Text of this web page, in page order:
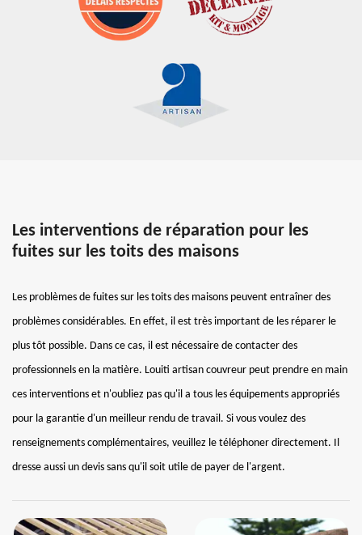
Les interventions de réparation pour les
fuites sur les toits des maisons
Les problèmes de fuites sur les toits des maisons peuvent entraîner des
problèmes considérables. En effet, il est très important de les réparer le
plus tôt possible. Dans ce cas, il est nécessaire de contacter des
professionnels en la matière. Louiti artisan couvreur peut prendre en main
ces interventions et n'oubliez pas qu'il a tous les équipements appropriés
pour la garantie d'un meilleur rendu de travail. Si vous voulez des
renseignements complémentaires, veuillez le téléphoner directement. Il
dresse aussi un devis sans qu'il soit utile de payer de l'argent.